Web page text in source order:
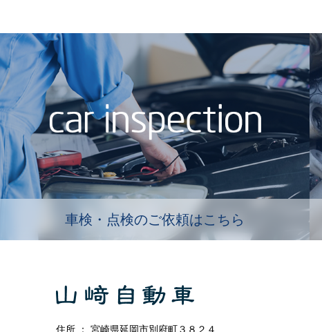
車検・点検のご依頼はこちら
住所 ： 宮崎県延岡市別府町３８２４